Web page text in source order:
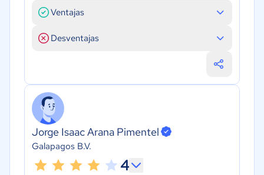
Ventajas
Desventajas
Jorge Isaac Arana Pimentel
Galapagos B.V.
4